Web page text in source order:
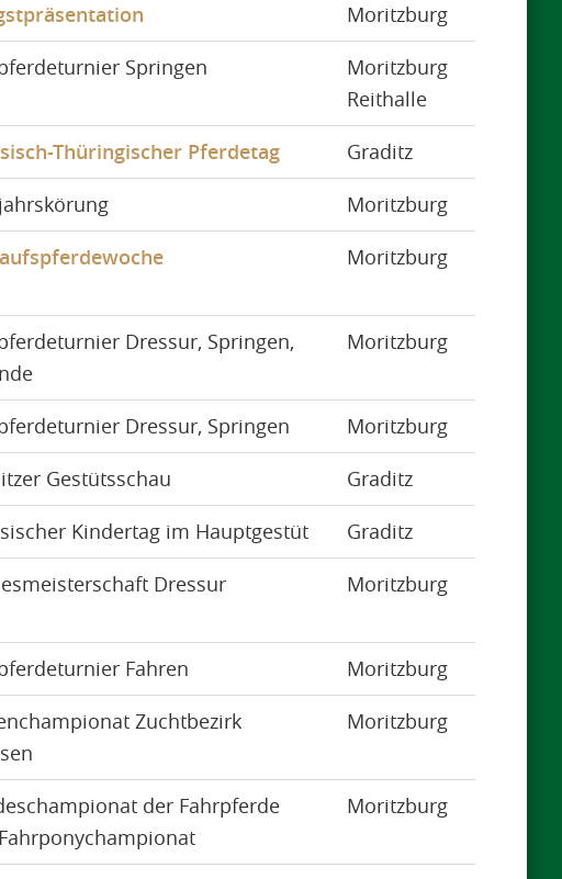
Moritzburg
Springen
Moritzburg
Reithalle
Thüringischer Pferdetag
Graditz
Moritzburg
Moritzburg
Dressur, Springen,
Moritzburg
Dressur, Springen
Moritzburg
Gestütsschau
Graditz
Kindertag im Hauptgestüt
Graditz
Dressur Moritzburg
Fahren
Moritzburg
Zuchtbezirk
Moritzburg
der Fahrpferde
Moritzburg